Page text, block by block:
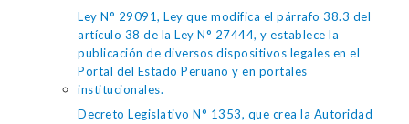
Ley N° 29091, Ley que modifica el párrafo 38.3 del
artículo 38 de la Ley N° 27444, y establece la
publicación de diversos dispositivos legales en el
Portal del Estado Peruano y en portales
institucionales.
Decreto Legislativo N° 1353, que crea la Autoridad